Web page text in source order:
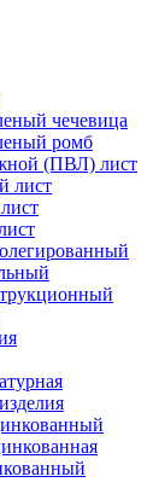
чечевица
ромб
(ПВЛ) лист
лист